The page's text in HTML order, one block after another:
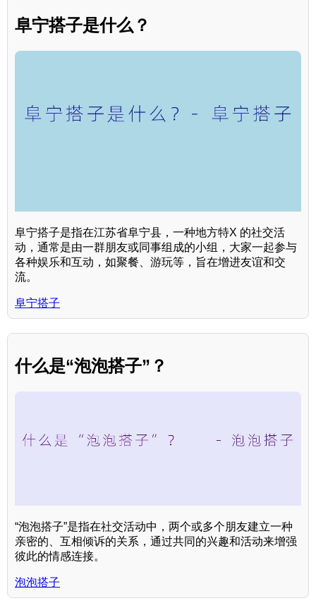
阜宁搭子是什么？
阜宁搭子是指在江苏省阜宁县，一种地方特X 的社交活
动，通常是由一群朋友或同事组成的小组，大家一起参与
各种娱乐和互动，如聚餐、游玩等，旨在增进友谊和交
流。
阜宁搭子
什么是“泡泡搭子”？
“泡泡搭子”是指在社交活动中，两个或多个朋友建立一种
亲密的、互相倾诉的关系，通过共同的兴趣和活动来增强
彼此的情感连接。
泡泡搭子